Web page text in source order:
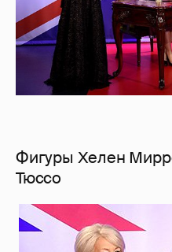
Фигуры Хелен
Тюссо